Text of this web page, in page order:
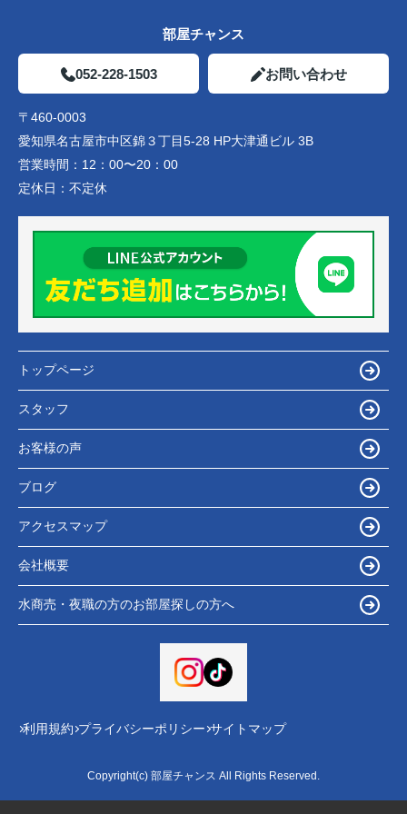
部屋チャンス
052-228-1503 お問い合わせ
〒460-0003
愛知県名古屋市中区錦３丁目5-28 HP大津通ビル 3B
営業時間： 12：00〜20：00
定休日： 不定休
トップページ
スタッフ
お客様の声
ブログ
アクセスマップ
会社概要
水商売・夜職の方のお部屋探しの方へ
利用規約 プライバシーポリシー サイトマップ
Copyright(c) 部屋チャンス All Rights Reserved.